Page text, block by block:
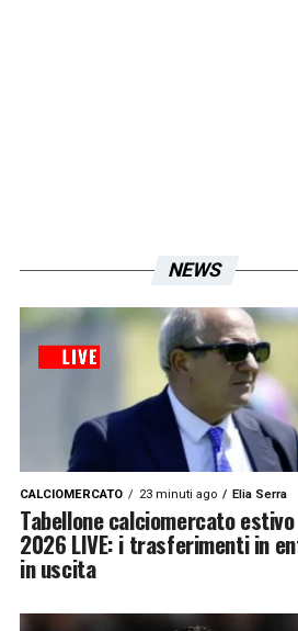
NEWS
CALCIOMERCATO 23 minuti ago Elia Serra
Tabellone calciomercato
2026 LIVE: i trasferimenti in
in uscita